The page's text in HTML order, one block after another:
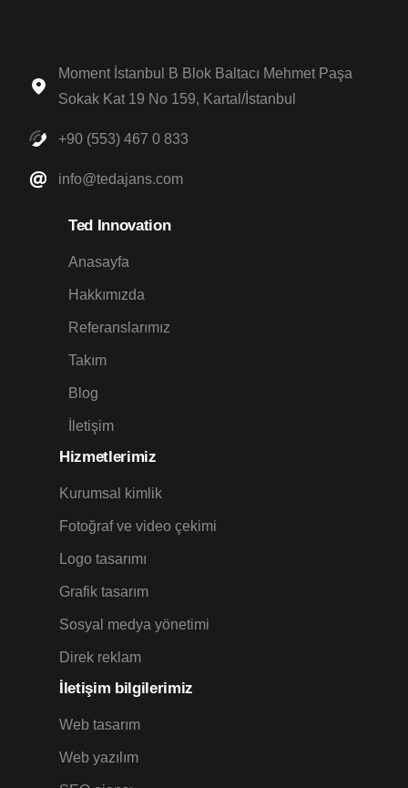
Moment İstanbul B Blok Baltacı Mehmet Paşa
Sokak Kat 19 No 159, Kartal/İstanbul
+90 (553) 467 0 833
info@tedajans.com
Ted Innovation
Anasayfa
Hakkımızda
Referanslarımız
Takım
Blog
İletişim
Hizmetlerimiz
Kurumsal kimlik
Fotoğraf ve video çekimi
Logo tasarımı
Grafik tasarım
Sosyal medya yönetimi
Direk reklam
İletişim bilgilerimiz
Web tasarım
Web yazılım